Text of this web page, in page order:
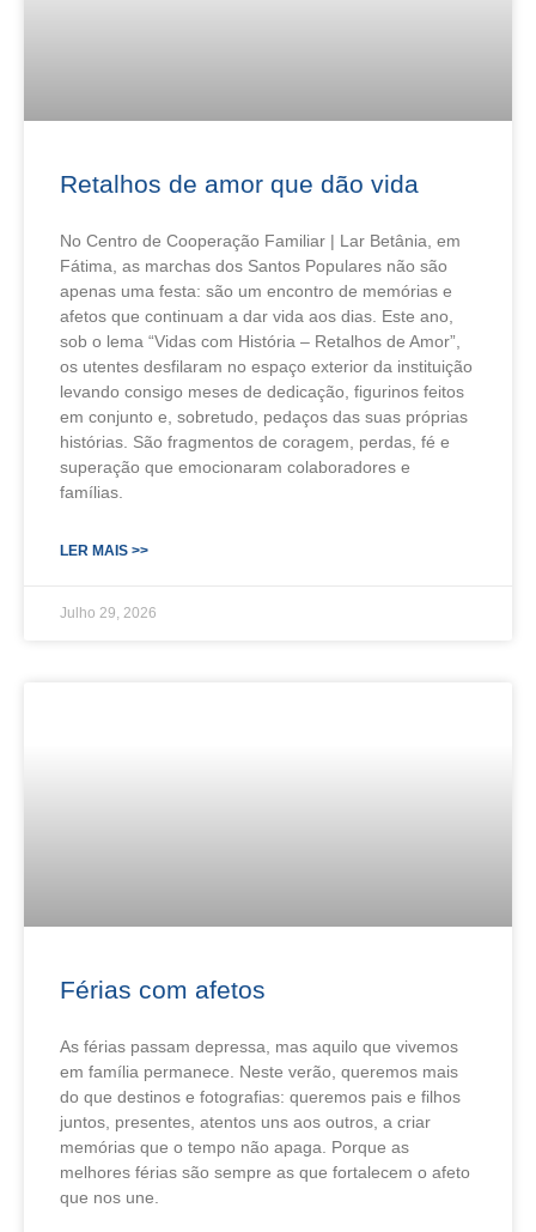
Retalhos de amor que dão vida
No Centro de Cooperação Familiar | Lar Betânia, em
Fátima, as marchas dos Santos Populares não são
apenas uma festa: são um encontro de memórias e
afetos que continuam a dar vida aos dias. Este ano,
sob o lema “Vidas com História – Retalhos de Amor”,
os utentes desfilaram no espaço exterior da instituição
levando consigo meses de dedicação, figurinos feitos
em conjunto e, sobretudo, pedaços das suas próprias
histórias. São fragmentos de coragem, perdas, fé e
superação que emocionaram colaboradores e
famílias.
LER MAIS >>
Julho 29, 2026
Férias com afetos
As férias passam depressa, mas aquilo que vivemos
em família permanece. Neste verão, queremos mais
do que destinos e fotografias: queremos pais e filhos
juntos, presentes, atentos uns aos outros, a criar
memórias que o tempo não apaga. Porque as
melhores férias são sempre as que fortalecem o afeto
que nos une.